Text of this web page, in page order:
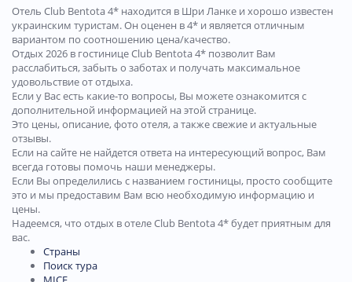
Отель Club Bentota 4* находится в Шри Ланке и хорошо известен
украинским туристам. Он оценен в 4* и является отличным
вариантом по соотношению цена/качество.
Отдых 2026 в гостинице Club Bentota 4* позволит Вам
расслабиться, забыть о заботах и получать максимальное
удовольствие от отдыха.
Если у Вас есть какие-то вопросы, Вы можете ознакомится с
дополнительной информацией на этой странице.
Это цены, описание, фото отеля, а также свежие и актуальные
отзывы.
Если на сайте не найдется ответа на интересующий вопрос, Вам
всегда готовы помочь наши менеджеры.
Если Вы определились с названием гостиницы, просто сообщите
это и мы предоставим Вам всю необходимую информацию и
цены.
Надеемся, что отдых в отеле Club Bentota 4* будет приятным для
вас.
Страны
Поиск тура